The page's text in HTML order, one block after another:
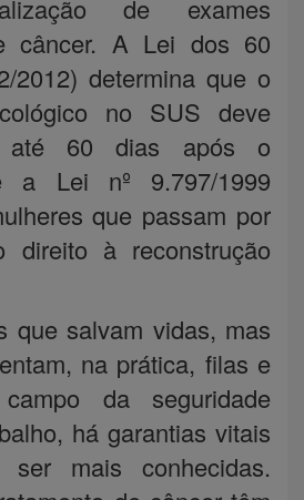
de exames
câncer. A Lei dos 60
2012) determina que o
no SUS deve
até 60 dias após o
a Lei nº 9.797/1999
que passam por
direito à reconstrução
que salvam vidas, mas
na prática, filas e
da seguridade
há garantias vitais
ser mais conhecidas.